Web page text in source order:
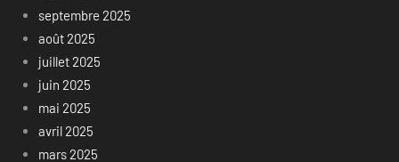
septembre 2025
août 2025
juillet 2025
juin 2025
mai 2025
avril 2025
mars 2025